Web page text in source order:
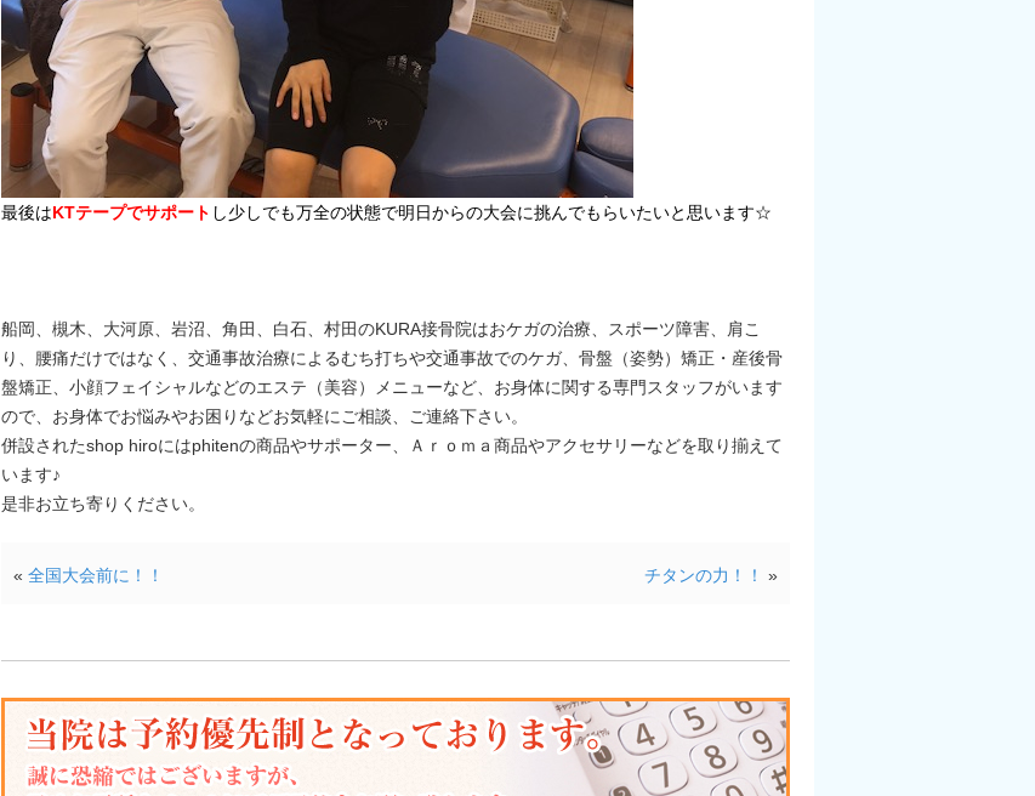
最後はKTテープでサポート し少しでも万全の状態で明日からの大会に挑んでもらいたいと思います☆
船岡、槻木、大河原、岩沼、角田、白石、村田のKURA接骨院はおケガの治療、スポーツ障害、肩こ
り、腰痛だけではなく、交通事故治療によるむち打ちや交通事故でのケガ、骨盤（姿勢）矯正・産後骨
盤矯正、小顔フェイシャルなどのエステ（美容）メニューなど、お身体に関する専門スタッフがいます
ので、お身体でお悩みやお困りなどお気軽にご相談、ご連絡下さい。
併設されたshop hiroにはphitenの商品やサポーター、Ａｒｏｍａ商品やアクセサリーなどを取り揃えて
います♪
是非お立ち寄りください。
チタンの力！！ »
« 全国大会前に！！